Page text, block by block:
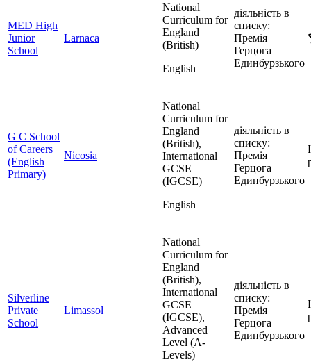
MED High
Junior
School
Larnaca
National
Curriculum for
England
(British)
English
діяльність в
списку:
Премія
Герцога
Единбурзького
G C School
of Careers
(English
Primary)
Nicosia
National
Curriculum for
England
(British),
International
GCSE
(IGCSE)
English
діяльність в
списку:
Премія
Герцога
Единбурзького
Silverline
Private
School
Limassol
National
Curriculum for
England
(British),
International
GCSE
(IGCSE),
Advanced
Level (A-
Levels)
діяльність в
списку:
Премія
Герцога
Единбурзького